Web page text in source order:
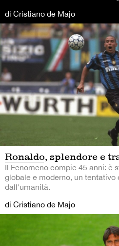
di Cristiano de Majo
Ronaldo, splendore e
Il Fenomeno compie 45 anni: è
globale e moderno, un
dall'umanità.
di Cristiano de Majo